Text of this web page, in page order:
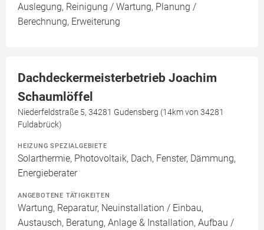
Auslegung, Reinigung / Wartung, Planung /
Berechnung, Erweiterung
Dachdeckermeisterbetrieb Joachim
Schaumlöffel
Niederfeldstraße 5, 34281 Gudensberg (14km von 34281
Fuldabrück)
HEIZUNG SPEZIALGEBIETE
Solarthermie, Photovoltaik, Dach, Fenster, Dämmung,
Energieberater
ANGEBOTENE TÄTIGKEITEN
Wartung, Reparatur, Neuinstallation / Einbau,
Austausch, Beratung, Anlage & Installation, Aufbau /